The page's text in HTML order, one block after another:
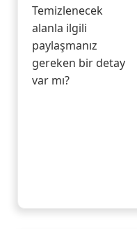
Temizlenecek
alanla ilgili
paylaşmanız
gereken bir detay
var mı?